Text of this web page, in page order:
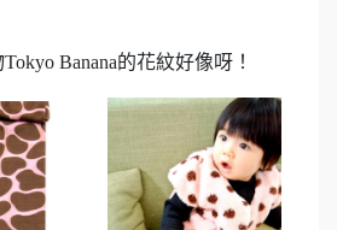
Banana的花紋好像呀！